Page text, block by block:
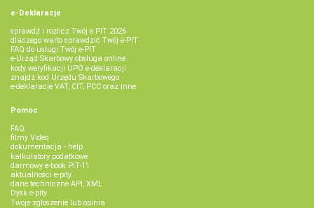
e-Deklaracje
sprawdź i rozlicz Twój e PIT 2026
dlaczego warto sprawdzić Twój e-PIT
FAQ do usługi Twój e-PIT
e-Urząd Skarbowy obsługa online
kody weryfikacji UPO e-deklaracji
znajdź kod Urzędu Skarbowego
e-deklaracje VAT, CIT, PCC oraz inne
Pomoc
FAQ
filmy Video
dokumentacja - help
kalkulatory podatkowe
darmowy e-book PIT-11
aktualności e-pity
dane techniczne API, XML
Dysk e-pity
Twoje zgłoszenie lub opinia